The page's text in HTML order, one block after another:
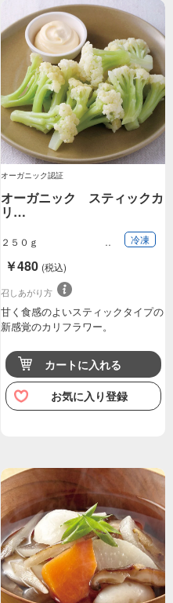
オーガニック認証
オーガニック スティックカ
リ…
２５０ｇ 冷凍
￥480 (税込)
召しあがり方
甘く食感のよいスティックタイプの
新感覚のカリフラワー。
カートに入れる
お気に入り登録